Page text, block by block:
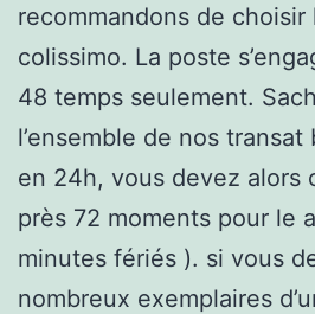
recommandons de choisir
colissimo. La poste
48 temps seulement.
l’ensemble de nos
en 24h, vous devez alors
près 72 moments pour le
minutes fériés ). si vous
nombreux exemplaires